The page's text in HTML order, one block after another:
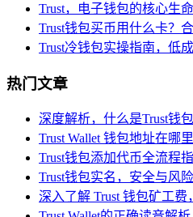
Trust，电子钱包的核心生
Trust钱包买币用什么卡？
Trust冷钱包实操指南，低
热门文章
深度解析，什么是Trust钱包
Trust Wallet 钱包地址在哪
Trust钱包添加代币全流程
Trust钱包实名，安全与风
深入了解 Trust 钱包矿工